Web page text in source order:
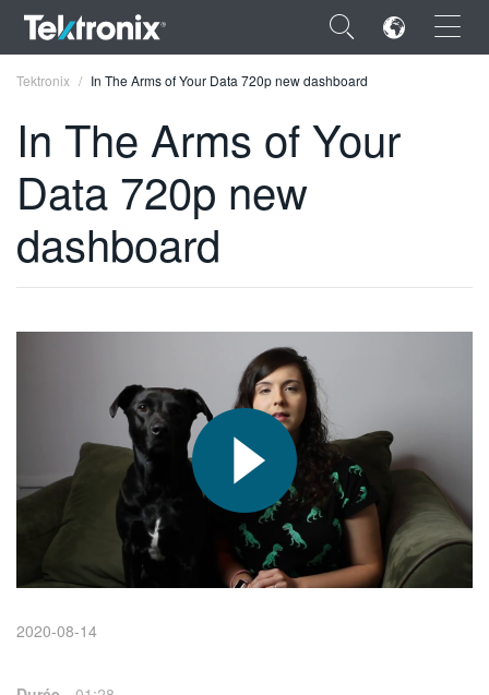
×
ENGLISH
FRANÇAIS
简体中文
日本語
한국어
繁體中文
Tektronix In The Arms of Your Data 720p new dashboard
In The Arms of Your
Data 720p new
dashboard
2020-08-14